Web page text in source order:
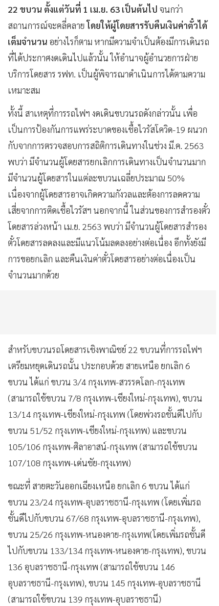
22 ขบวน ตั้งแต่วันที่ 1 เม.ย. 63 เป็นต้นไป จนกว่า
สถานการณ์จะคลี่คลายโดยให้ผู้โดยสารรับคืนเงินค่าตั๋วได้
เต็มจำนวน อย่างไรก็ตาม หากมีความจำเป็นต้องมีการเดินรถ
ที่ได้ประกาศงดเดินไปแล้วนั้น ให้อำนาจผู้อำนวยการฝ่าย
บริการโดยสาร รฟท. เป็นผู้พิจารณาดำเนินการได้ตามความ
เหมาะสม
ทั้งนี้ สาเหตุที่การรถไฟฯ งดเดินขบวนรถดังกล่าวนั้น เพื่อ
เป็นการป้องกันการแพร่ระบาดของเชื้อไวรัสโควิด-19 ผนวก
กับจากการตรวจสอบการสถิติการเดินทางในช่วง มี.ค. 2563
พบว่า มีจำนวนผู้โดยสารยกเลิกการเดินทางเป็นจำนวนมาก
มีจำนวนผู้โดยสารในแต่ละขบวนเฉลี่ยประมาณ 50%
เนื่องจากผู้โดยสารอาจเกิดความกังวลและต้องการลดความ
เสี่ยจากการติดเชื้อไวรัสฯ นอกจากนี้ ในส่วนของการสำรองตั๋ว
โดยสารล่วงหน้า เม.ย. 2563 พบว่า มีจำนวนผู้โดยสารสำรอง
ตั๋วโดยสารลดลงและมีแนวโน้มลดลงอย่างต่อเนื่อง อีกทั้งยังมี
การขอยกเลิก และคืนเงินค่าตั๋วโดยสารอย่างต่อเนื่องเป็น
จำนวนมากด้วย
สำหรับขบวนรถโดยสารเชิงพาณิชย์ 22 ขบวนที่การรถไฟฯ
เตรียมหยุดเดินรถนั้น ประกอบด้วย สายเหนือ ยกเลิก 6
ขบวน ได้แก่ ขบวน 3/4 กรุงเทพ-สวรรคโลก-กรุงเทพ
(สามารถใช้ขบวน 7/8 กรุงเทพ-เชียงใหม่-กรุงเทพ), ขบวน
13/14 กรุงเทพ-เชียงใหม่-กรุงเทพ (โดยพ่วงรถชั้นดีไปกับ
ขบวน 51/52 กรุงเทพ-เชียงใหม่-กรุงเทพ) และขบวน
105/106 กรุงเทพ-ศิลาอาสน์-กรุงเทพ (สามารถใช้ขบวน
107/108 กรุงเทพ-เด่นชัย-กรุงเทพ)
ขณะที่ สายตะวันออกเฉียงเหนือ ยกเลิก 6 ขบวน ได้แก่
ขบวน 23/24 กรุงเทพ-อุบลราชธานี-กรุงเทพ (โดยเพิ่มรถ
ชั้นดีไปกับขบวน 67/68 กรุงเทพ-อุบลราชธานี-กรุงเทพ),
ขบวน 25/26 กรุงเทพ-หนองคาย-กรุงเทพ(โดยเพิ่มรถชั้นดี
ไปกับขบวน 133/134 กรุงเทพ-หนองคาย-กรุงเทพ), ขบวน
136 อุบลราชธานี-กรุงเทพ (สามารถใช้ขบวน 146
อุบลราชธานี-กรุงเทพ), ขบวน 145 กรุงเทพ-อุบลราชธานี
(สามารถใช้ขบวน 139 กรุงเทพ-อุบลราชธานี)